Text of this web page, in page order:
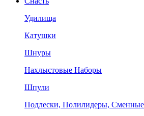
Удилища
Катушки
Шнуры
Нахлыстовые Наборы
Шпули
Подлески, Полилидеры,